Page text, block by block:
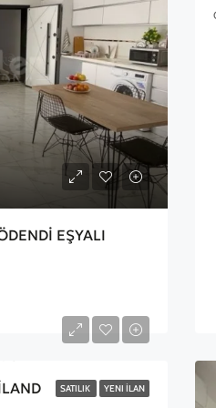
EŞYALI
SATILIK YENI İLAN